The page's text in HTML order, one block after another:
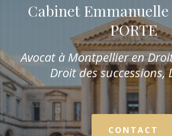
Cabinet
PORTE
Avocat à Montpellier en
Droit des successions,
CONTACT